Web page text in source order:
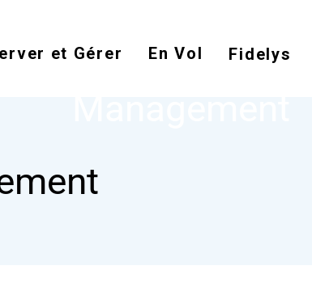
main
et Gérer En Vol Fidelys
NODE MANAGEMENT